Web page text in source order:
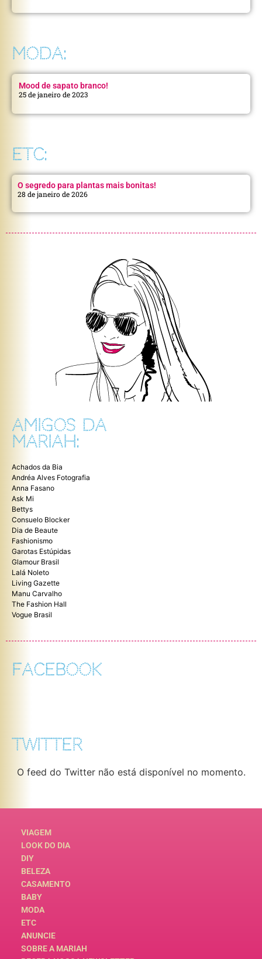
MODA:
Mood de sapato branco!
25 de janeiro de 2023
ETC:
O segredo para plantas mais bonitas!
28 de janeiro de 2026
AMIGOS DA
MARIAH:
Achados da Bia
Andréa Alves Fotografia
Anna Fasano
Ask Mi
Bettys
Consuelo Blocker
Dia de Beaute
Fashionismo
Garotas Estúpidas
Glamour Brasil
Lalá Noleto
Living Gazette
Manu Carvalho
The Fashion Hall
Vogue Brasil
FACEBOOK
TWITTER
O feed do Twitter não está disponível no momento.
VIAGEM
LOOK DO DIA
DIY
BELEZA
CASAMENTO
BABY
MODA
ETC
ANUNCIE
SOBRE A MARIAH